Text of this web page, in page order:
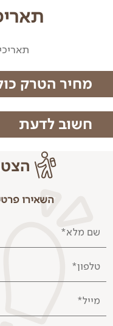
מחיר הטרק
מחיר הטרק
טיסות
ארוחות מהערב
הסעה צמודה
שיעור יוגה
סדנאות ומופעים
תיאומים
חשוב לדעת
ושיקולי המדריך
ושל חבריו לקבוצה.
ההשתתפות בטיול
השתתפות בפרק זמן
שלבי ההרשמה:
בשיחה איתנו על
השאירו
שם מלא*
טלפון*
מייל*